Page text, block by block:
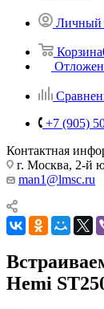
Личный
Корзина
+7 (905)
Контактная
г. Москва, 2-й
man1@lmsc.ru
Hemi